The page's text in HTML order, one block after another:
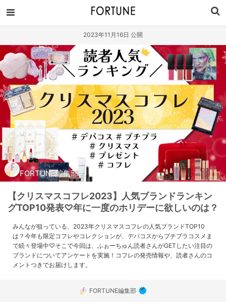
2023年11月16日 公開
FORTUNE編集部
【クリスマスコフレ2023】人気ブランドランキン
グTOP10発表♡年に一度のホリデーに欲しいのは？
みんなが狙っている、2023年クリスマスコフレの人気ブランドTOP10
は？今年も限定コフレやコレクションが、デパコスからプチプラコスメま
で続々登場中♡そこで今回は、ふぉーちゅん読者さんがGETしたい注目の
ブランドについてアンケートを実施！コフレの発売情報や、読者さんのコ
メントつきでお届けします。
FORTUNE編集部